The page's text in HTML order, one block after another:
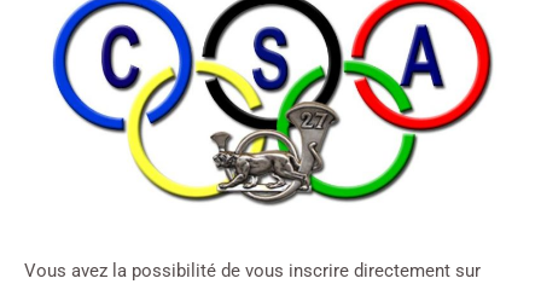
Vous avez la possibilité de vous inscrire directement sur